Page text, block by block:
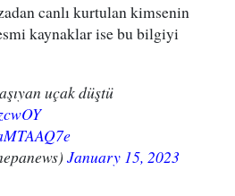
canlı kurtulan kimsenin
kaynaklar ise bu bilgiyi
uçak düştü
January 15, 2023